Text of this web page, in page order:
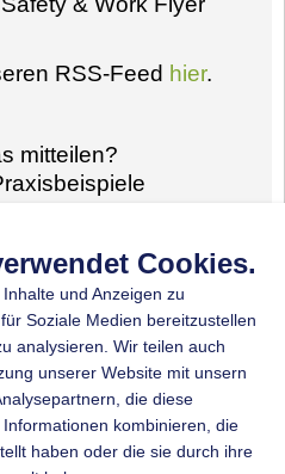
RSS-Feed hier.
mitteilen?
Brauchen Sie
Mail.
by BGN
Cookies.
und Anzeigen zu
Soziale Medien bereitzustellen
analysieren. Wir teilen auch
unserer Website mit unsern
die diese
kombinieren, die
haben oder die sie durch ihre